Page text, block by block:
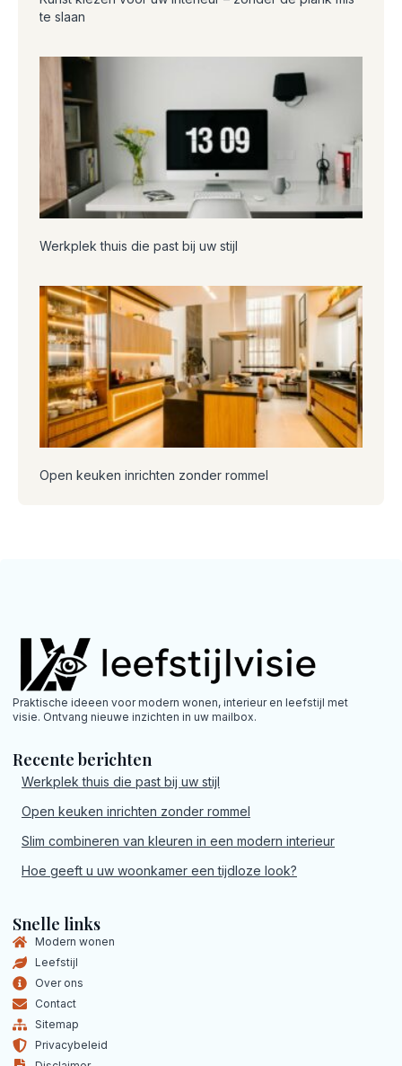
te slaan
Werkplek thuis die past bij uw stijl
Open keuken inrichten zonder rommel
Praktische ideeen voor modern wonen, interieur en leefstijl met
visie. Ontvang nieuwe inzichten in uw mailbox.
Recente berichten
Werkplek thuis die past bij uw stijl
Open keuken inrichten zonder rommel
Slim combineren van kleuren in een modern interieur
Hoe geeft u uw woonkamer een tijdloze look?
Snelle links
Modern wonen
Leefstijl
Over ons
Contact
Sitemap
Privacybeleid